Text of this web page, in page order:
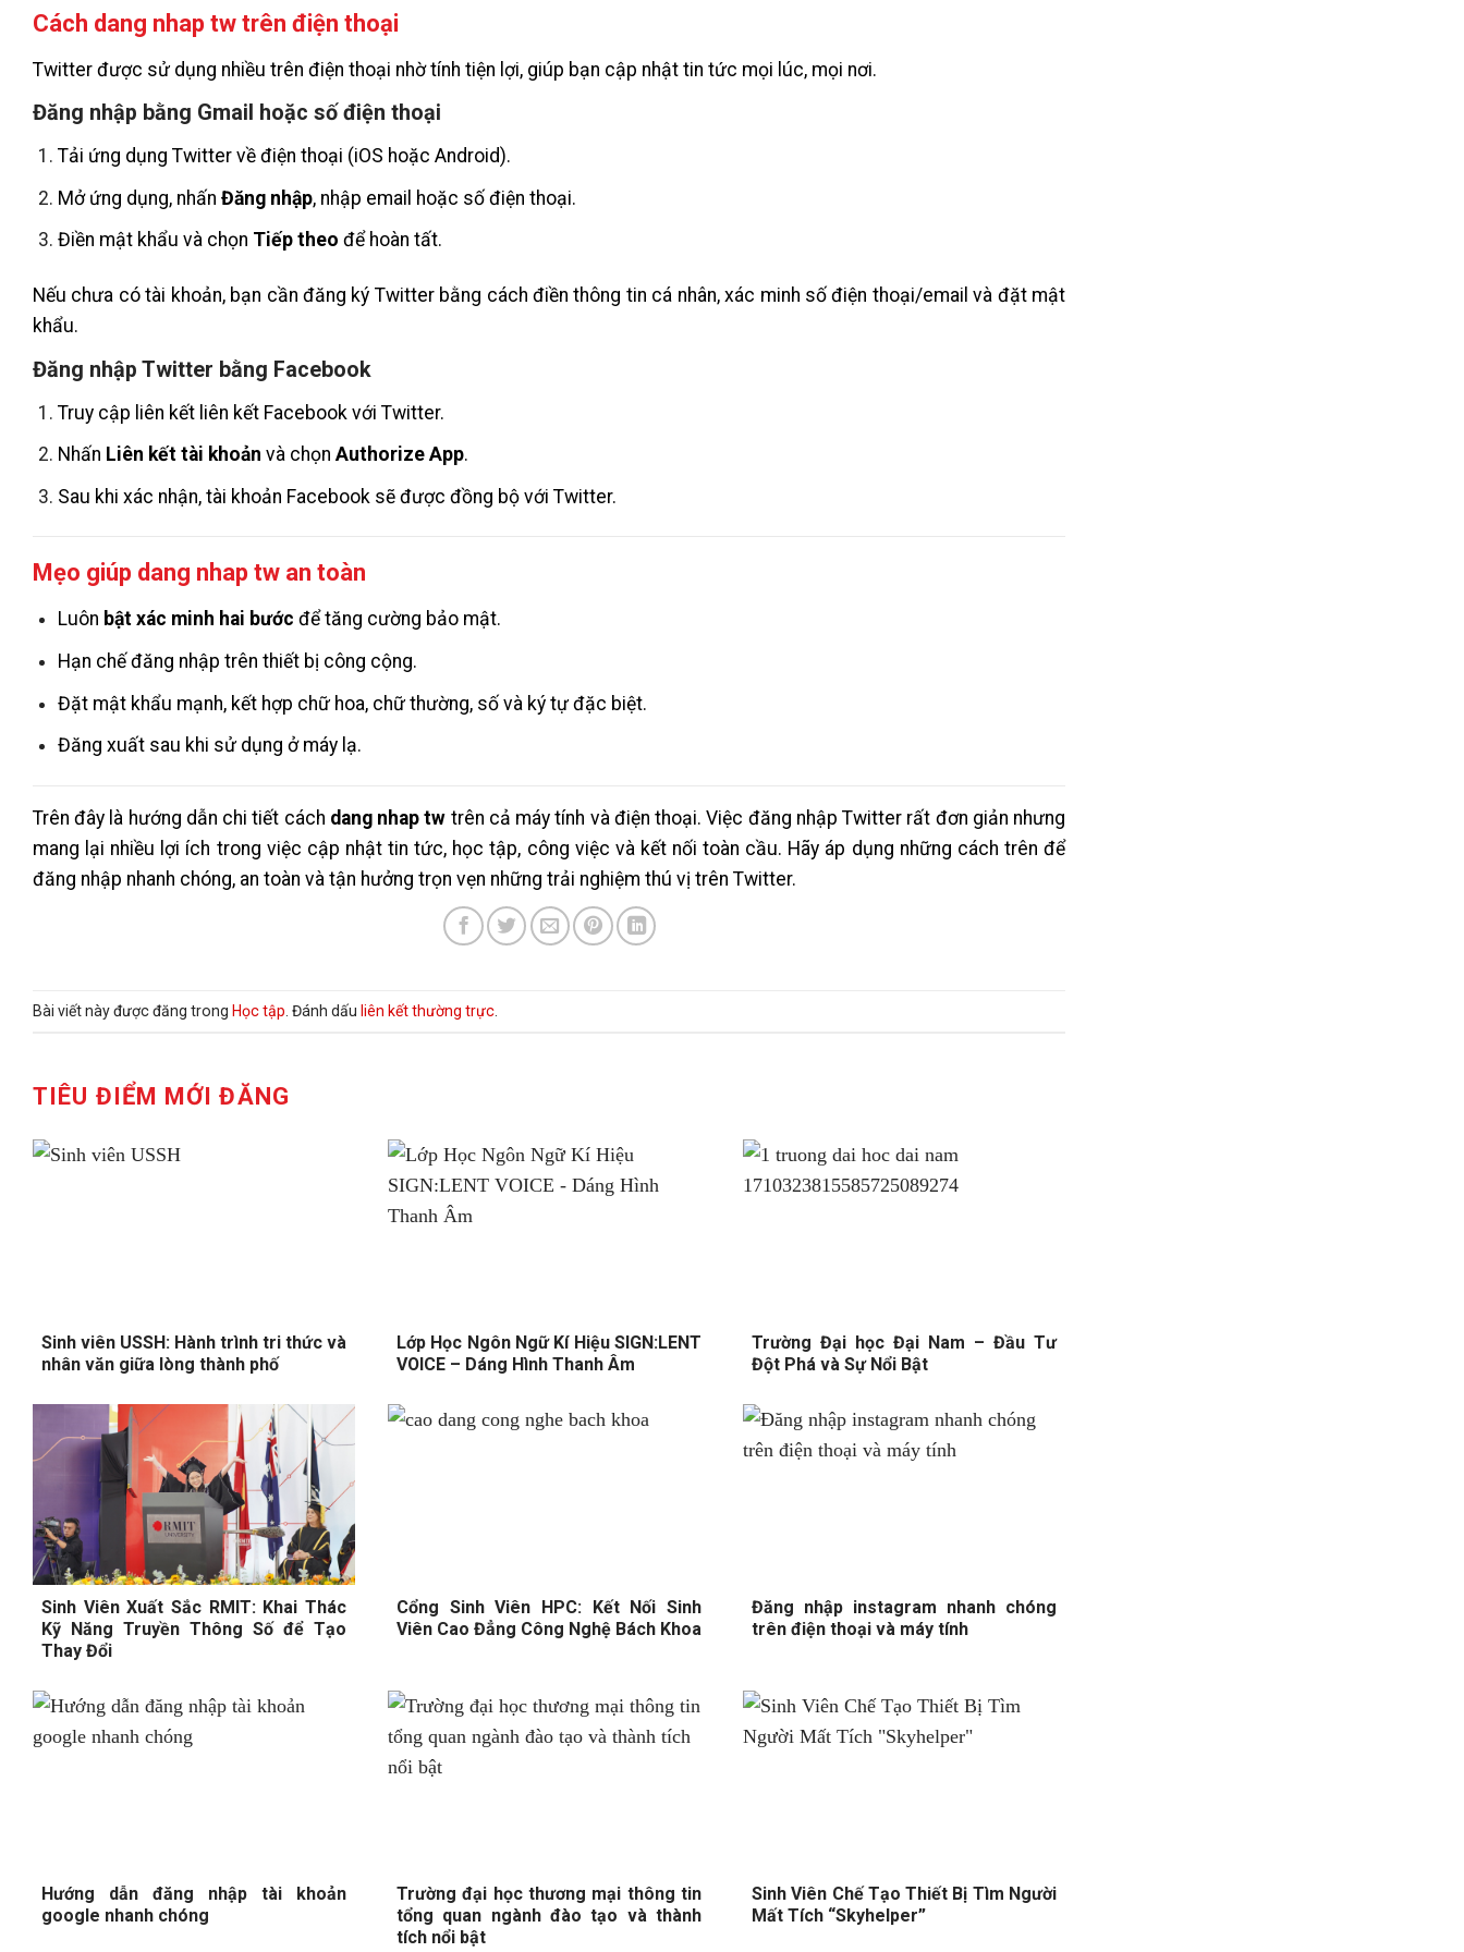
Cách dang nhap tw trên điện thoại
Twitter được sử dụng nhiều trên điện thoại nhờ tính tiện lợi, giúp bạn cập nhật tin tức mọi lúc, mọi nơi.
Đăng nhập bằng Gmail hoặc số điện thoại
Tải ứng dụng Twitter về điện thoại (iOS hoặc Android).
Mở ứng dụng, nhấn Đăng nhập, nhập email hoặc số điện thoại.
Điền mật khẩu và chọn Tiếp theo để hoàn tất.
Nếu chưa có tài khoản, bạn cần đăng ký Twitter bằng cách điền thông tin cá nhân, xác minh số điện thoại/email và đặt mật
khẩu.
Đăng nhập Twitter bằng Facebook
Truy cập liên kết liên kết Facebook với Twitter.
Nhấn Liên kết tài khoản và chọn Authorize App.
Sau khi xác nhận, tài khoản Facebook sẽ được đồng bộ với Twitter.
Mẹo giúp dang nhap tw an toàn
Luôn bật xác minh hai bước để tăng cường bảo mật.
Hạn chế đăng nhập trên thiết bị công cộng.
Đặt mật khẩu mạnh, kết hợp chữ hoa, chữ thường, số và ký tự đặc biệt.
Đăng xuất sau khi sử dụng ở máy lạ.
Trên đây là hướng dẫn chi tiết cách dang nhap tw trên cả máy tính và điện thoại. Việc đăng nhập Twitter rất đơn giản nhưng
mang lại nhiều lợi ích trong việc cập nhật tin tức, học tập, công việc và kết nối toàn cầu. Hãy áp dụng những cách trên để
đăng nhập nhanh chóng, an toàn và tận hưởng trọn vẹn những trải nghiệm thú vị trên Twitter.
Bài viết này được đăng trong Học tập . Đánh dấu liên kết thường trực
TIÊU ĐIỂM MỚI ĐĂNG
Sinh viên USSH: Hành trình tri thức và
nhân văn giữa lòng thành phố
Lớp Học Ngôn Ngữ Kí Hiệu SIGN:LENT
VOICE – Dáng Hình Thanh Âm
Trường Đại học Đại Nam – Đầu Tư
Đột Phá và Sự Nổi Bật
Sinh Viên Xuất Sắc RMIT: Khai Thác
Kỹ Năng Truyền Thông Số để Tạo
Thay Đổi
Cổng Sinh Viên HPC: Kết Nối Sinh
Viên Cao Đẳng Công Nghệ Bách Khoa
Đăng nhập instagram nhanh chóng
trên điện thoại và máy tính
Hướng dẫn đăng nhập tài khoản
google nhanh chóng
Trường đại học thương mại thông tin
tổng quan ngành đào tạo và thành
tích nổi bật
Sinh Viên Chế Tạo Thiết Bị Tìm Người
Mất Tích “Skyhelper”